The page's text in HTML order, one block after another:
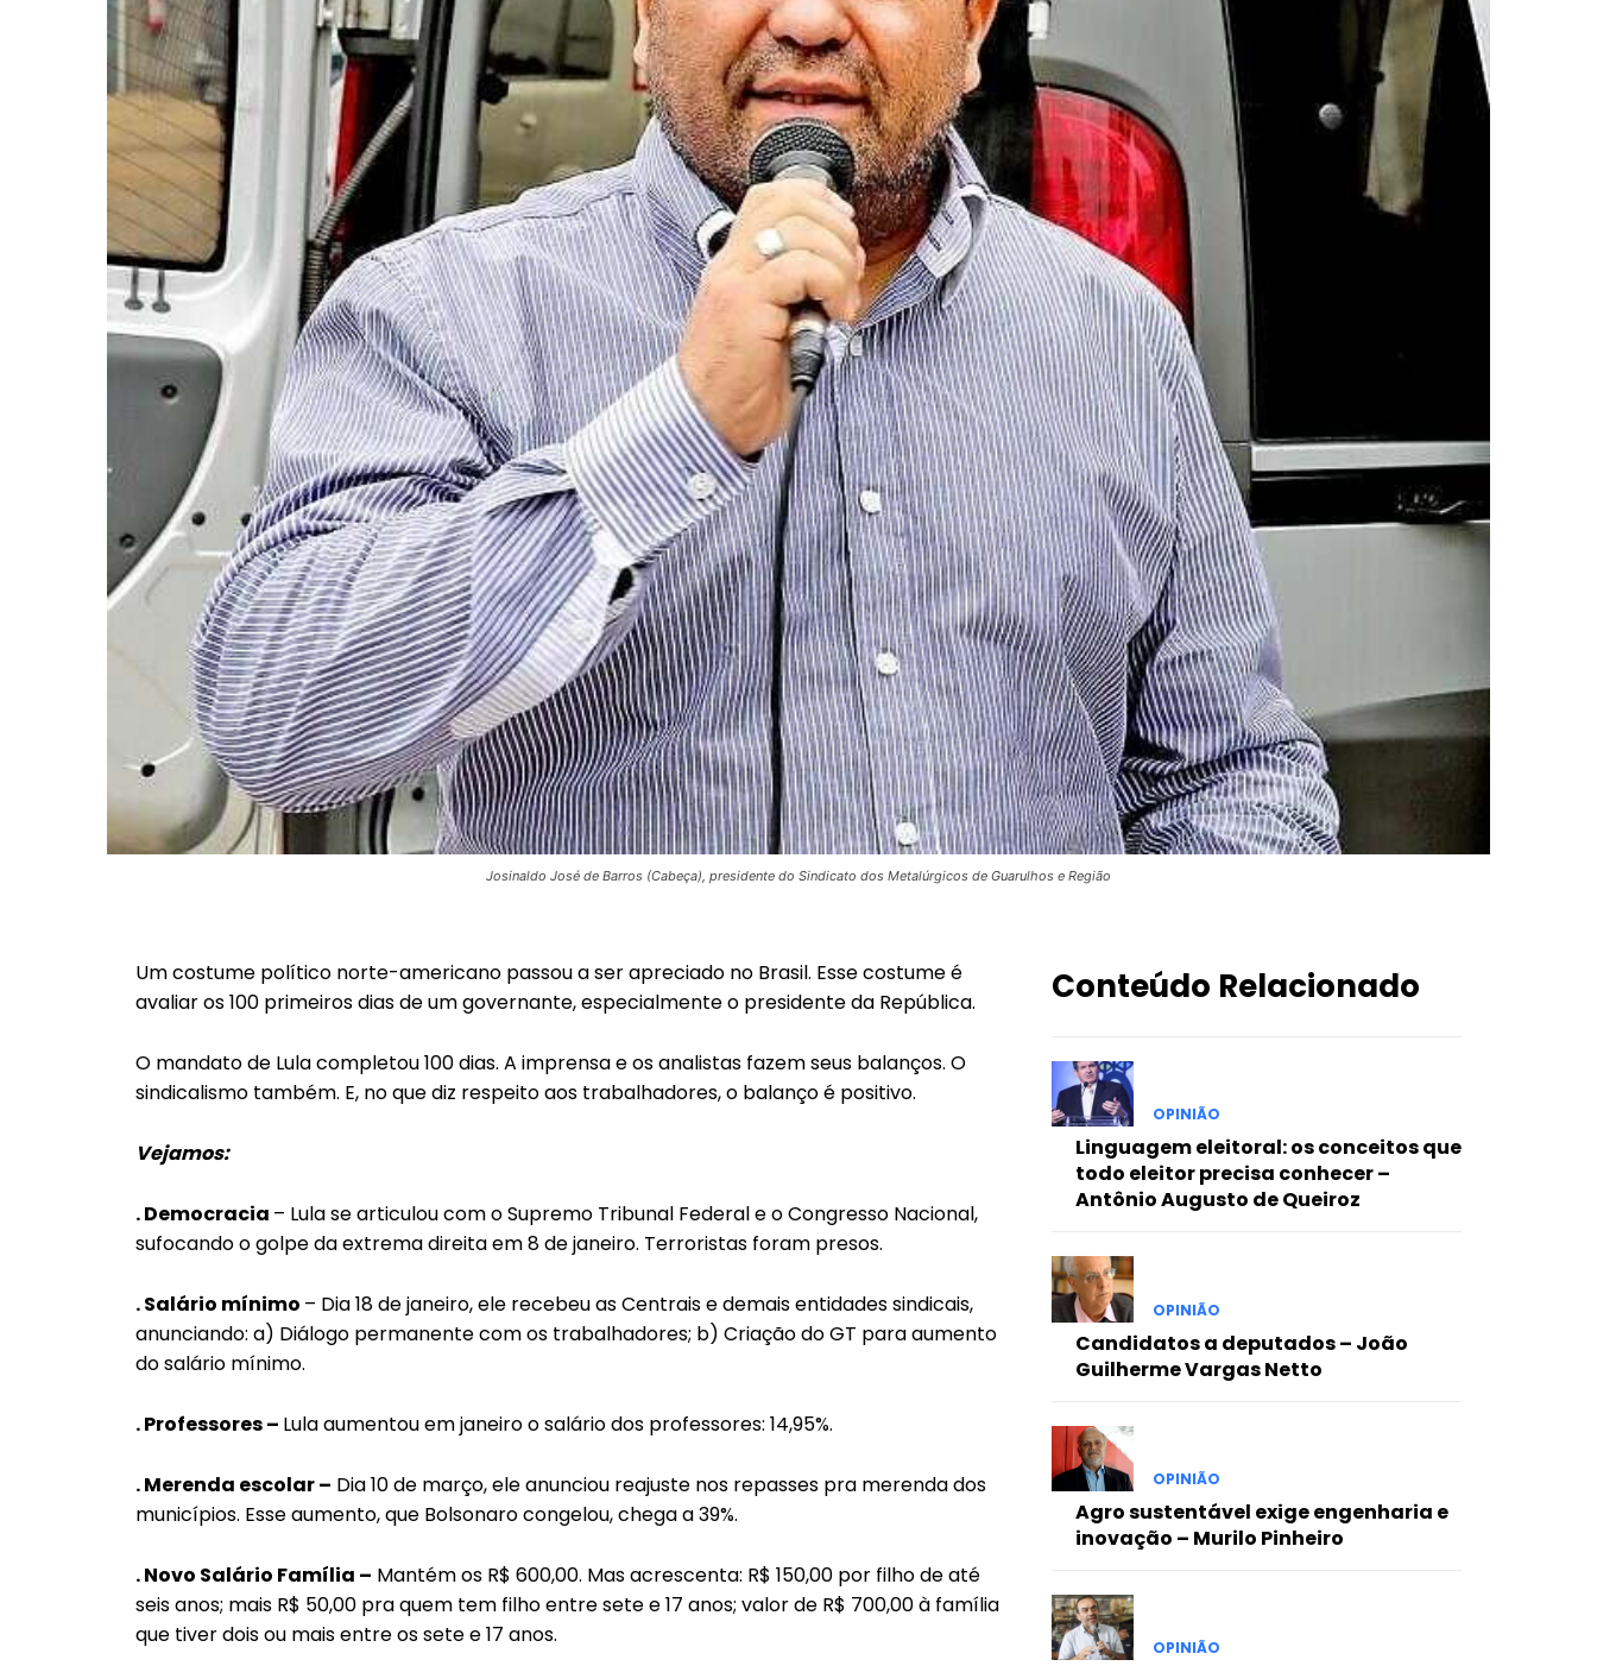
Josinaldo José de Barros (Cabeça), presidente do Sindicato dos Metalúrgicos de Guarulhos e Região
Um costume político norte-americano passou a ser apreciado no Brasil. Esse costume é
avaliar os 100 primeiros dias de um governante, especialmente o presidente da República.
O mandato de Lula completou 100 dias. A imprensa e os analistas fazem seus balanços. O
sindicalismo também. E, no que diz respeito aos trabalhadores, o balanço é positivo.
Vejamos:
. Democracia – Lula se articulou com o Supremo Tribunal Federal e o Congresso Nacional,
sufocando o golpe da extrema direita em 8 de janeiro. Terroristas foram presos.
. Salário mínimo – Dia 18 de janeiro, ele recebeu as Centrais e demais entidades sindicais,
anunciando: a) Diálogo permanente com os trabalhadores; b) Criação do GT para aumento
do salário mínimo.
. Professores – Lula aumentou em janeiro o salário dos professores: 14,95%.
. Merenda escolar – Dia 10 de março, ele anunciou reajuste nos repasses pra merenda dos
municípios. Esse aumento, que Bolsonaro congelou, chega a 39%.
. Novo Salário Família – Mantém os R$ 600,00. Mas acrescenta: R$ 150,00 por filho de até
seis anos; mais R$ 50,00 pra quem tem filho entre sete e 17 anos; valor de R$ 700,00 à família
que tiver dois ou mais entre os sete e 17 anos.
Conteúdo Relacionado
OPINIÃO
Linguagem eleitoral: os conceitos que
todo eleitor precisa conhecer –
Antônio Augusto de Queiroz
OPINIÃO
Candidatos a deputados – João
Guilherme Vargas Netto
OPINIÃO
Agro sustentável exige engenharia e
inovação – Murilo Pinheiro
OPINIÃO